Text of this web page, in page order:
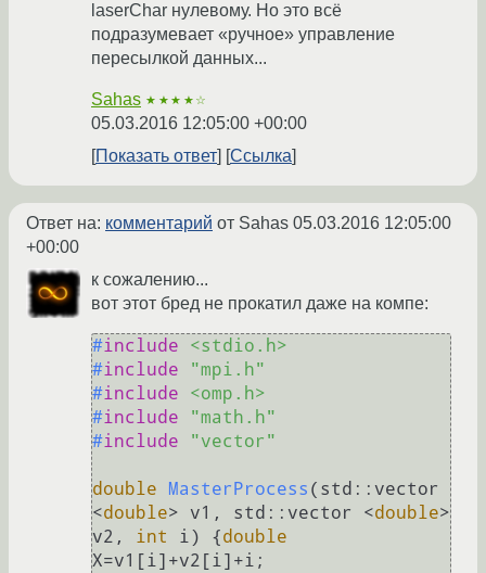
laserChar нулевому. Но это всё
подразумевает «ручное» управление
пересылкой данных...
Sahas ★★★★☆
05.03.2016 12:05:00 +00:00
Показать ответ
Ссылка
Ответ на: комментарий от Sahas 05.03.2016 12:05:00
+00:00
к сожалению...
вот этот бред не прокатил даже на компe:
#include
<stdio.h>
#include
"mpi.h"
#include
<omp.h>
#include
"math.h"
#include "vector"
double MasterProcess (std::vector
<double> v1, std::vector <double>
v2, int i) {double
X=v1[i]+v2[i]+i;